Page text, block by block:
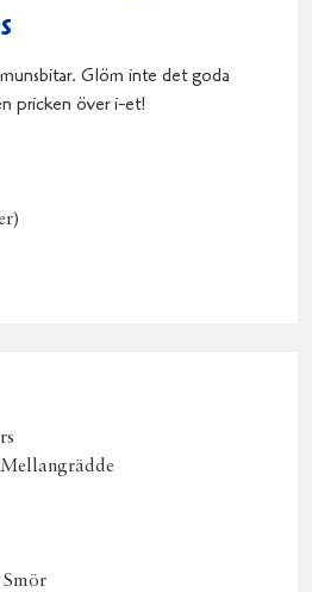
Glöm inte det goda
pricken över i-et!